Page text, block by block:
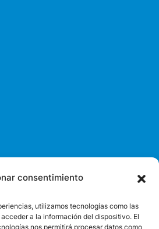
consentimiento
utilizamos tecnologías como las
a la información del dispositivo. El
nos permitirá procesar datos como